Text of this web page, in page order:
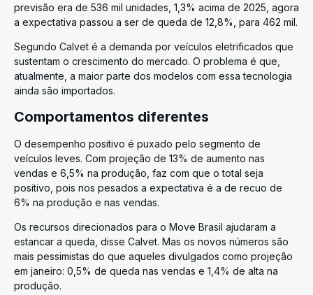
previsão era de 536 mil unidades, 1,3% acima de 2025, agora
a expectativa passou a ser de queda de 12,8%, para 462 mil.
Segundo Calvet é a demanda por veículos eletrificados que
sustentam o crescimento do mercado. O problema é que,
atualmente, a maior parte dos modelos com essa tecnologia
ainda são importados.
Comportamentos diferentes
O desempenho positivo é puxado pelo segmento de
veículos leves. Com projeção de 13% de aumento nas
vendas e 6,5% na produção, faz com que o total seja
positivo, pois nos pesados a expectativa é a de recuo de
6% na produção e nas vendas.
Os recursos direcionados para o Move Brasil ajudaram a
estancar a queda, disse Calvet. Mas os novos números são
mais pessimistas do que aqueles divulgados como projeção
em janeiro: 0,5% de queda nas vendas e 1,4% de alta na
produção.